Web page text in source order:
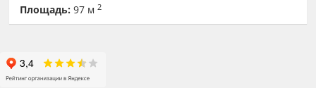
Площадь: 97 м2